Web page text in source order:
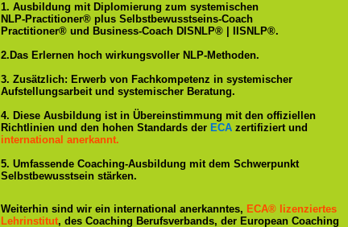
1. Ausbildung mit Diplomierung zum systemischen
NLP-Practitioner® plus Selbstbewusstseins-Coach
Practitioner® und Business-Coach DISNLP® | IISNLP®.
2.Das Erlernen hoch wirkungsvoller NLP-Methoden.
3. Zusätzlich: Erwerb von Fachkompetenz in systemischer
Aufstellungsarbeit und systemischer Beratung.
4. Diese Ausbildung ist in Übereinstimmung mit den offiziellen
Richtlinien und den hohen Standards der ECA zertifiziert und
international anerkannt.
5. Umfassende Coaching-Ausbildung mit dem Schwerpunkt
Selbstbewusstsein stärken.
Weiterhin sind wir ein international anerkanntes, ECA® lizenziertes
Lehrinstitut, des Coaching Berufsverbands, der European Coaching